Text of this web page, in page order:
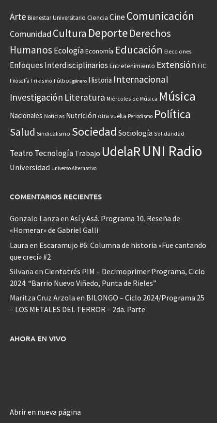
Arte Bienestar Universitario Ciencia CineComunicación
Comunidad Cultura Deporte Derechos
Humanos EcologíaEconomía Educación Elecciones
Enfoques Interdisciplinarios Entretenimiento Extensión FIC
Filosofía Frikismo Fútbol género Historia Internacional
Investigación Literatura Miércoles de Música Música
Nacionales Noticias Nutrición otra vuelta Periodismo Política
Salud Sindicalismo Sociedad Sociología Solidaridad
Teatro Tecnología Trabajo UdelaRUNI Radio
Universidad Universo Alternativo
COMENTARIOS RECIENTES
Gonzalo Lanza en Así y Asá. Programa 10. Reseña de
«Homerar» de Gabriel Galli
Laura en Escaramujo #6: Columna de historia «Fue cantando
que crecí» #2
Silvana en Cientotrés PIM – Decimoprimer Programa, Ciclo
2024: “Barrio Nuevo Viñedo, Punta de Rieles”
Maritza Cruz Arzola en BILONGO – Ciclo 2024/Programa 25
– LOS METALES DEL TERROR – 2da. Parte
AHORA EN VIVO
Abrir en nueva página